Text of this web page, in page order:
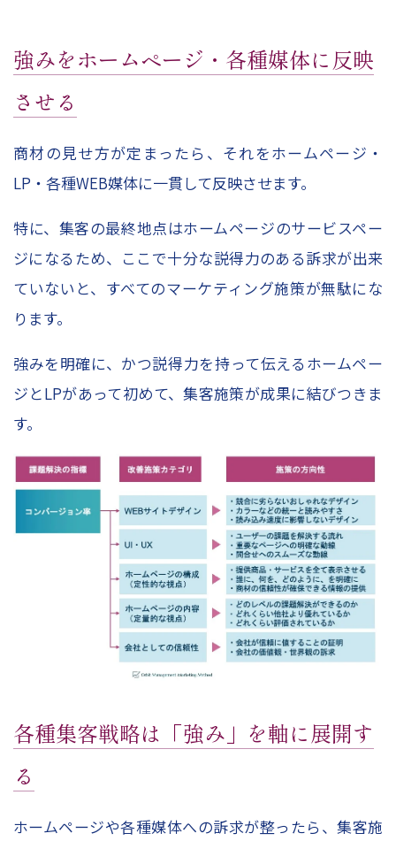
強みをホームページ・各種媒体に反映
させる
商材の見せ方が定まったら、それをホームページ・
LP・各種WEB媒体に一貫して反映させます。
特に、集客の最終地点はホームページのサービスペー
ジになるため、ここで十分な説得力のある訴求が出来
ていないと、すべてのマーケティング施策が無駄にな
ります。
強みを明確に、かつ説得力を持って伝えるホームペー
ジとLPがあって初めて、集客施策が成果に結びつきま
す。
各種集客戦略は「強み」を軸に展開す
る
ホームページや各種媒体への訴求が整ったら、集客施